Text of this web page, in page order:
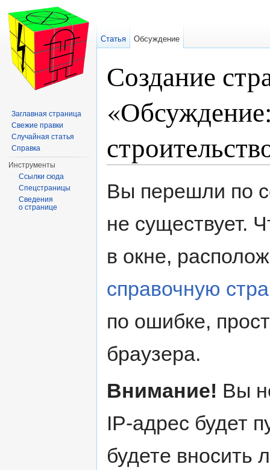
Создание
Вы перешли по
не существует.
в окне,
справочную
по ошибке,
браузера.
Внимание! Вы
IP-адрес будет
будете
Статья Обсуждение
Заглавная страница
Свежие правки
Случайная статья
Справка
Инструменты
Ссылки сюда
Спецстраницы
Сведения
о странице